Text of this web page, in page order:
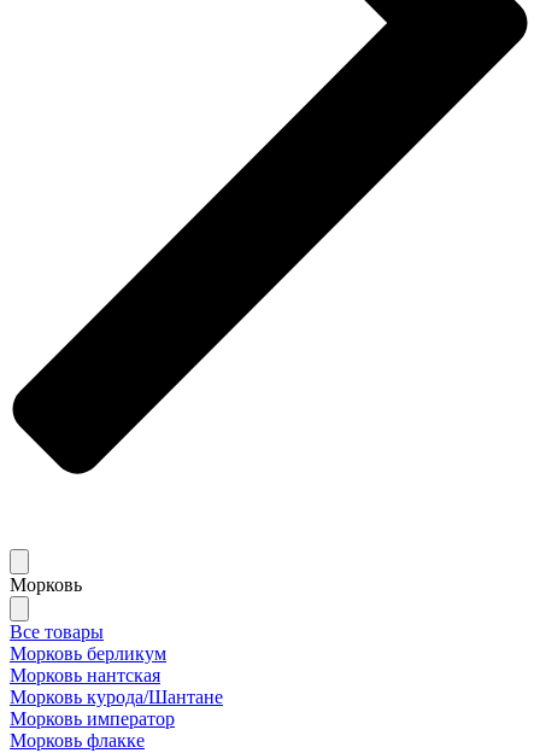
Морковь
Все товары
Морковь берликум
Морковь нантская
Морковь курода/Шантане
Морковь император
Морковь флакке